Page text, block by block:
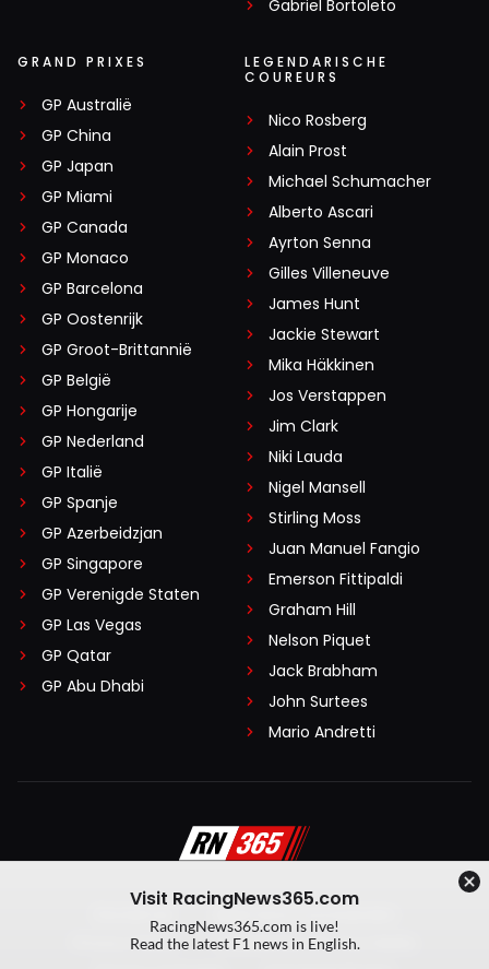
Gabriel Bortoleto
GRAND PRIXES
GP Australië
GP China
GP Japan
GP Miami
GP Canada
GP Monaco
GP Barcelona
GP Oostenrijk
GP Groot-Brittannië
GP België
GP Hongarije
GP Nederland
GP Italië
GP Spanje
GP Azerbeidzjan
GP Singapore
GP Verenigde Staten
GP Las Vegas
GP Qatar
GP Abu Dhabi
LEGENDARISCHE
COUREURS
Nico Rosberg
Alain Prost
Michael Schumacher
Alberto Ascari
Ayrton Senna
Gilles Villeneuve
James Hunt
Jackie Stewart
Mika Häkkinen
Jos Verstappen
Jim Clark
Niki Lauda
Nigel Mansell
Stirling Moss
Juan Manuel Fangio
Emerson Fittipaldi
Graham Hill
Nelson Piquet
Jack Brabham
John Surtees
Mario Andretti
Algemene voorwaarden
Privacy Policy
Created by On Your Marks
Visit RacingNews365.com
RacingNews365.com is live!
Read the latest F1 news in English.